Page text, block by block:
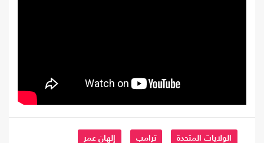
الولايات المتحدة ترامب إلهان عمر